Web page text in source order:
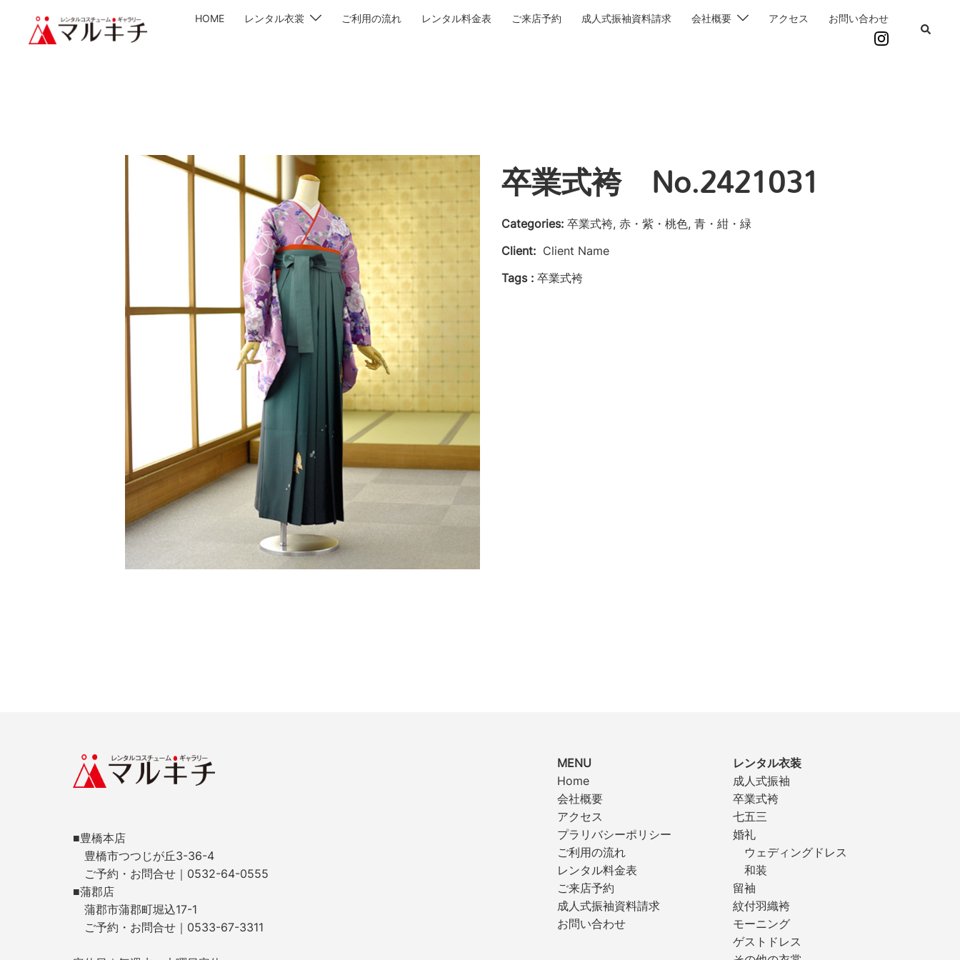
HOME レンタル衣裳 ご利用の流れ レンタル料金表 ご来店予約 成人式振袖資料請求 会社概要 アクセス お問い合わせ
卒業式袴 No.2421031
Categories: 卒業式袴, 赤・紫・桃色, 青・紺・緑
Client: Client Name
Tags : 卒業式袴
■豊橋本店
豊橋市つつじが丘3-36-4
ご予約・お問合せ｜0532-64-0555
■蒲郡店
蒲郡市蒲郡町堀込17-1
ご予約・お問合せ｜0533-67-3311
MENU
Home
会社概要
アクセス
プラリバシーポリシー
ご利用の流れ
レンタル料金表
ご来店予約
成人式振袖資料請求
お問い合わせ
レンタル衣装
成人式振袖
卒業式袴
七五三
婚礼
ウェディングドレス
和装
留袖
紋付羽織袴
モーニング
ゲストドレス